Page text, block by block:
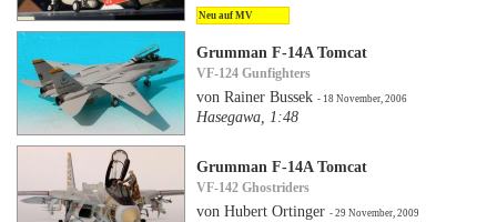
Neu auf MV
Grumman F-14A Tomcat
VF-124 Gunfighters
von Rainer Bussek- 18 November, 2006
Hasegawa, 1:48
Grumman F-14A Tomcat
VF-142 Ghostriders
von Hubert Ortinger- 29 November, 2009